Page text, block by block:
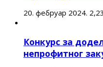
20. фебруар 2024.
Конкурс за
непрофитног